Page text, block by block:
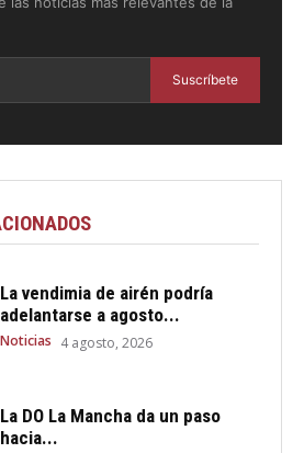
Suscríbete
La vendimia de airén podría
adelantarse a agosto...
Noticias 4 agosto, 2026
La DO La Mancha da un paso
hacia...